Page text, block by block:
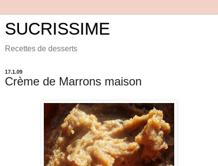
SUCRISSIME
Recettes de desserts
17.1.09
Crème de Marrons maison